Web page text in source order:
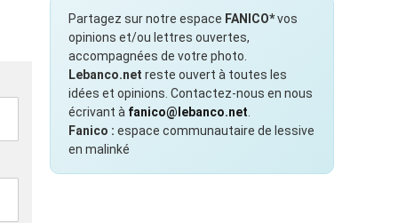
Partagez sur notre espace FANICO*vos
opinions et/ou lettres ouvertes,
accompagnées de votre photo.
Lebanco.net reste ouvert à toutes les
idées et opinions. Contactez-nous en nous
écrivant à fanico@lebanco.net
Fanico : espace communautaire de lessive
en malinké